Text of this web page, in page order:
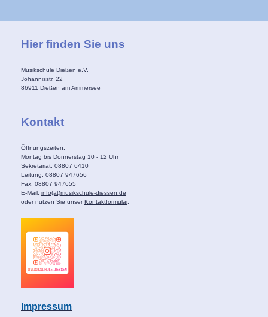
Hier finden Sie uns
Musikschule Dießen e.V.
Johannisstr. 22
86911 Dießen am Ammersee
Kontakt
Öffnungszeiten:
Montag bis Donnerstag 10 - 12 Uhr
Sekretariat: 08807 6410
Leitung: 08807 947656
Fax: 08807 947655
E-Mail: info(at)musikschule-diessen.de
oder nutzen Sie unserKontaktformular.
Impressum